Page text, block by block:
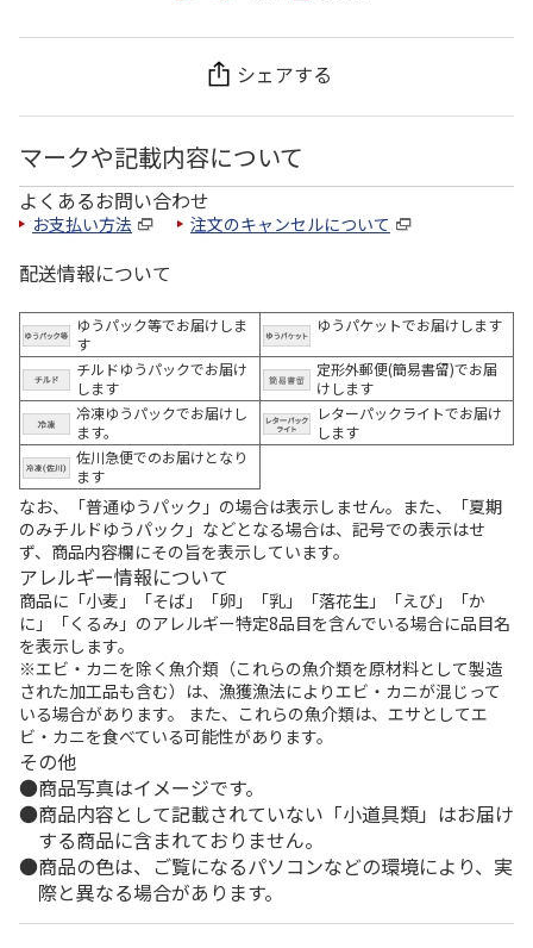
シェアする
マークや記載内容について
よくあるお問い合わせ
お支払い方法 注文のキャンセルについて
配送情報について
ゆうパック等でお届けしま
す
ゆうパケットでお届けします
チルドゆうパックでお届け
します
定形外郵便(簡易書留)でお届
けします
冷凍ゆうパックでお届けし
ます。
レターパックライトでお届け
します
佐川急便でのお届けとなり
ます
なお、「普通ゆうパック」の場合は表示しません。また、「夏期
のみチルドゆうパック」などとなる場合は、記号での表示はせ
ず、商品内容欄にその旨を表示しています。
アレルギー情報について
商品に「小麦」「そば」「卵」「乳」「落花生」「えび」「か
に」「くるみ」のアレルギー特定8品目を含んでいる場合に品目名
を表示します。
※エビ・カニを除く魚介類（これらの魚介類を原材料として製造
された加工品も含む）は、漁獲漁法によりエビ・カニが混じって
いる場合があります。 また、これらの魚介類は、エサとしてエ
ビ・カニを食べている可能性があります。
その他
商品写真はイメージです。
商品内容として記載されていない「小道具類」はお届け
する商品に含まれておりません。
商品の色は、ご覧になるパソコンなどの環境により、実
際と異なる場合があります。